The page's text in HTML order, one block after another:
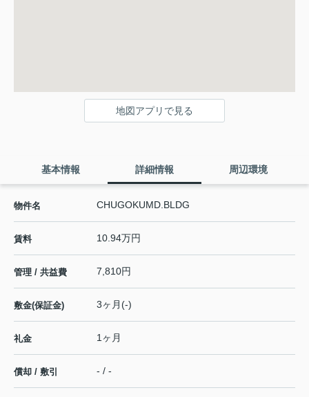
地図アプリで見る
基本情報 詳細情報 周辺環境
物件名 CHUGOKUMD.BLDG
賃料 10.94万円
管理 / 共益費 7,810円
敷金(保証金) 3ヶ月(-)
礼金 1ヶ月
償却 / 敷引 - / -